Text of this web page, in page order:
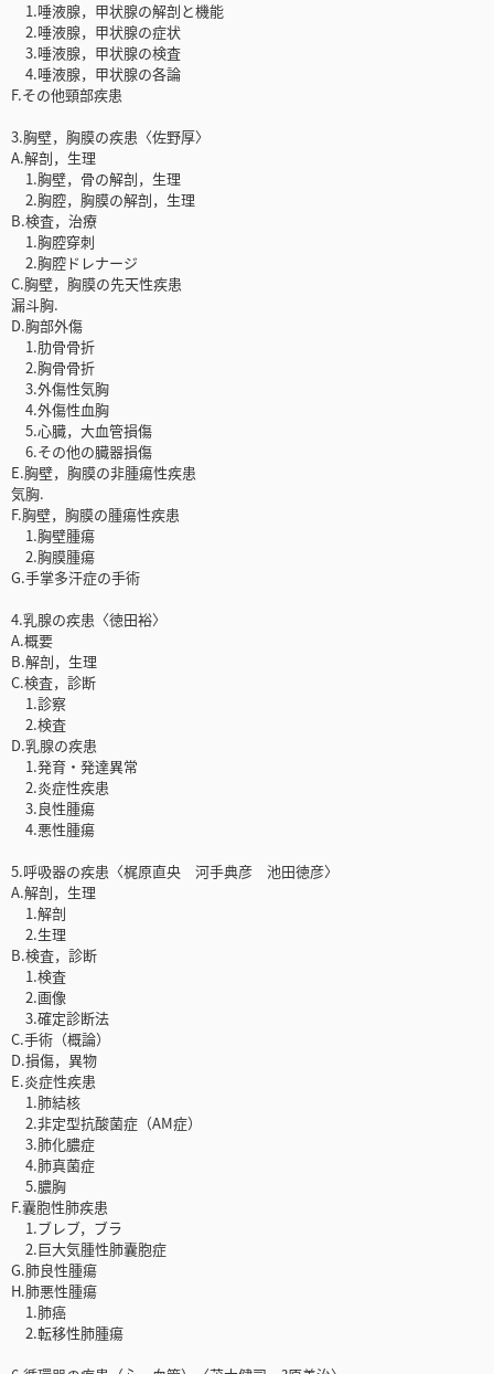
1.唾液腺，甲状腺の解剖と機能
2.唾液腺，甲状腺の症状
3.唾液腺，甲状腺の検査
4.唾液腺，甲状腺の各論
F.その他頸部疾患
3.胸壁，胸膜の疾患〈佐野厚〉
A.解剖，生理
1.胸壁，骨の解剖，生理
2.胸腔，胸膜の解剖，生理
B.検査，治療
1.胸腔穿刺
2.胸腔ドレナージ
C.胸壁，胸膜の先天性疾患
漏斗胸.
D.胸部外傷
1.肋骨骨折
2.胸骨骨折
3.外傷性気胸
4.外傷性血胸
5.心臓，大血管損傷
6.その他の臓器損傷
E.胸壁，胸膜の非腫瘍性疾患
気胸.
F.胸壁，胸膜の腫瘍性疾患
1.胸壁腫瘍
2.胸膜腫瘍
G.手掌多汗症の手術
4.乳腺の疾患〈徳田裕〉
A.概要
B.解剖，生理
C.検査，診断
1.診察
2.検査
D.乳腺の疾患
1.発育・発達異常
2.炎症性疾患
3.良性腫瘍
4.悪性腫瘍
5.呼吸器の疾患〈梶原直央 河手典彦 池田徳彦〉
A.解剖，生理
1.解剖
2.生理
B.検査，診断
1.検査
2.画像
3.確定診断法
C.手術（概論）
D.損傷，異物
E.炎症性疾患
1.肺結核
2.非定型抗酸菌症（AM症）
3.肺化膿症
4.肺真菌症
5.膿胸
F.囊胞性肺疾患
1.ブレブ，ブラ
2.巨大気腫性肺囊胞症
G.肺良性腫瘍
H.肺悪性腫瘍
1.肺癌
2.転移性肺腫瘍